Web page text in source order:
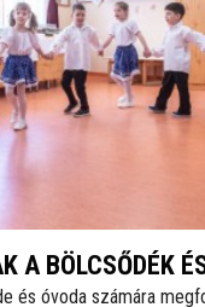
A BÖLCSŐDÉK
és óvoda számára